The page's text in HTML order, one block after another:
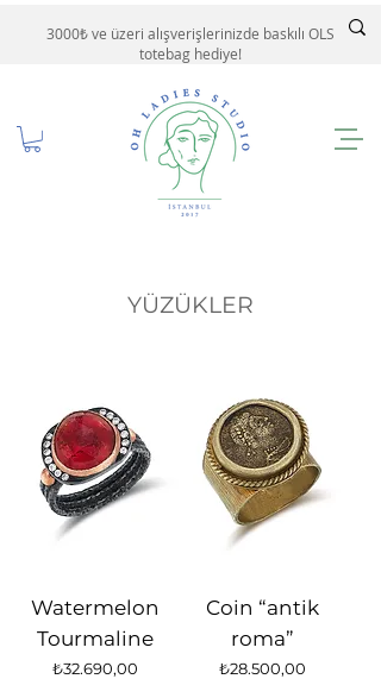
3000₺ ve üzeri alışverişlerinizde baskılı OLS
totebag hediye!
YÜZÜKLER
Watermelon
Tourmaline
Fiyat
₺32.690,00
Coin “antik
roma”
Fiyat
₺28.500,00